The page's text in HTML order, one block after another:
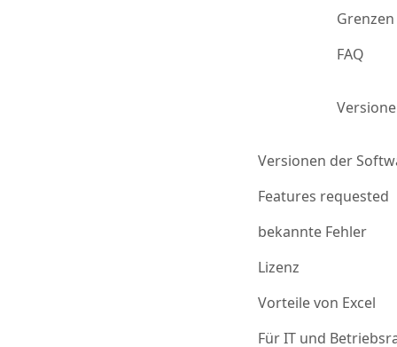
FAQ
Versionen der
Features requested
bekannte Fehler
Lizenz
Vorteile von Excel
Für IT und